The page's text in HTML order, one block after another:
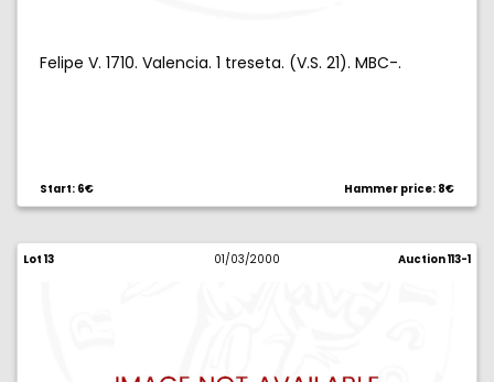
Felipe V. 1710. Valencia. 1 treseta. (V.S. 21). MBC-.
Start: 6€ Hammer price: 8€
Lot 13 01/03/2000 Auction 113-1